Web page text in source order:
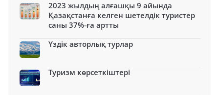
2023 жылдың алғашқы 9 айында
Қазақстанға келген шетелдік туристер
саны 37%-ға артты
Үздік авторлық турлар
Туризм көрсеткіштері